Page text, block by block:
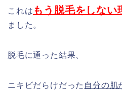
これは もう脱毛をしない
ました。
脱毛に通った結果、
ニキビだらけだった 自分の肌